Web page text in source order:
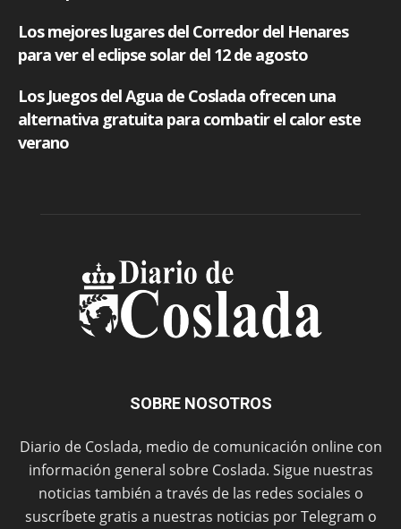
SOBRE NOSOTROS
Diario de Coslada, medio de comunicación online con
información general sobre Coslada. Sigue nuestras
noticias también a través de las redes sociales o
suscríbete gratis a nuestras noticias por Telegram o